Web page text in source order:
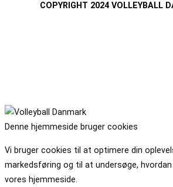
COPYRIGHT 2024 VOLLEYBALL
Denne hjemmeside bruger cookies
Vi bruger cookies til at optimere din
markedsføring og til at undersøge,
vores hjemmeside.